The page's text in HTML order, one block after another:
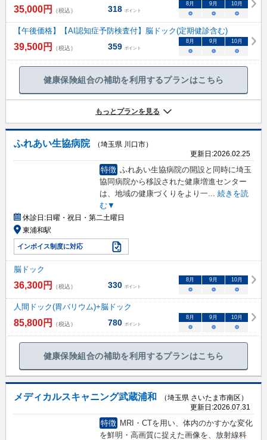
35,000円 （税込） 318 ポイント
8月 9月 10月
○ ○ ○
【午後価格】【AI認知症予防検査付】脳ドック(定期健診含む)
39,500円 （税込） 359 ポイント
8月 9月 10月
○ ○ ○
健康保険組合の補助を利用するプランはこちら
もっとプランを見る
ふれあい生協病院
（埼玉県 川口市）
更新日:2026.02.25
特徴 ふれあい生協病院の開設と同時に埼玉
協同病院から移設された健康増進センター
は、地域の健康づくりをより一... 続きを読
む▼
休診日:日曜・祝日・第二土曜日
東浦和駅
インボイス制度に対応
脳ドック
36,300円 （税込） 330 ポイント
8月 9月 10月
○ ○ ○
人間ドック(胃バリウム)+脳ドック
85,800円 （税込） 780 ポイント
8月 9月 10月
○ ○ ○
健康保険組合の補助を利用するプランはこちら
メディカルスキャニング武蔵浦和
（埼玉県 さいたま市南区）
更新日:2026.07.31
特徴 MRI・CTを用い、体内のかすかな変化
を鮮明・高画質に捉えた画像を、放射線科